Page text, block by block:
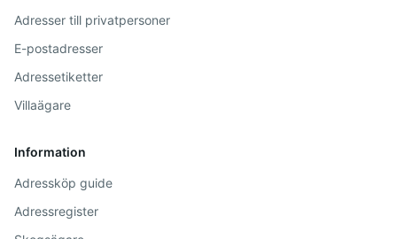
Adresser till privatpersoner
E-postadresser
Adressetiketter
Villaägare
Information
Adressköp guide
Adressregister